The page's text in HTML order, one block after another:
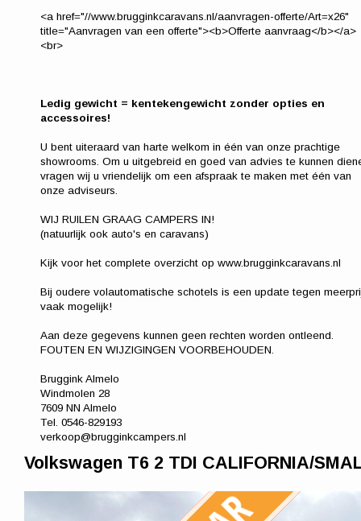
<a href="//www.brugginkcaravans.nl/aanvragen-offerte/Art=x26"
title="Aanvragen van een offerte"><b>Offerte aanvraag</b></a>
<br>
Ledig gewicht = kentekengewicht zonder opties en
accessoires!
U bent uiteraard van harte welkom in één van onze prachtige
showrooms. Om u uitgebreid en goed van advies te kunnen
vragen wij u vriendelijk om een afspraak te maken met één van
onze adviseurs.
WIJ RUILEN GRAAG CAMPERS IN!
(natuurlijk ook auto's en caravans)
Kijk voor het complete overzicht op www.brugginkcaravans.nl
Bij oudere volautomatische schotels is een update tegen
vaak mogelijk!
Aan deze gegevens kunnen geen rechten worden ontleend.
FOUTEN EN WIJZIGINGEN VOORBEHOUDEN.
Bruggink Almelo
Windmolen 28
7609 NN Almelo
Tel. 0546-829193
verkoop@brugginkcampers.nl
Volkswagen T6 2 TDI CALIFORNIA/